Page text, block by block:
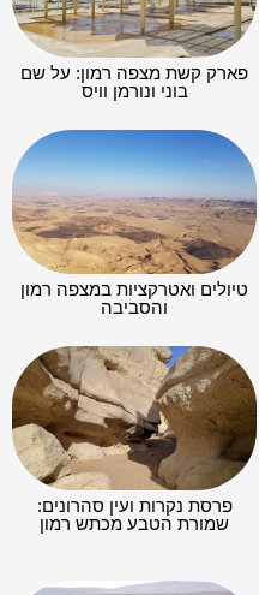
פארק קשת מצפה רמון: על שם
בוני ונורמן וויס
טיולים ואטרקציות במצפה רמון
והסביבה
פרסת נקרות ועין סהרונים:
שמורת הטבע מכתש רמון